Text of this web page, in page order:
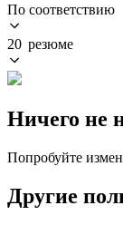
По соответствию
20 резюме
Ничего не
Попробуйте
Другие